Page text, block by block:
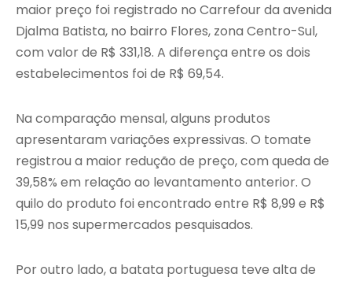
maior preço foi registrado no Carrefour da avenida
Djalma Batista, no bairro Flores, zona Centro-Sul,
com valor de R$ 331,18. A diferença entre os dois
estabelecimentos foi de R$ 69,54.
Na comparação mensal, alguns produtos
apresentaram variações expressivas. O tomate
registrou a maior redução de preço, com queda de
39,58% em relação ao levantamento anterior. O
quilo do produto foi encontrado entre R$ 8,99 e R$
15,99 nos supermercados pesquisados.
Por outro lado, a batata portuguesa teve alta de